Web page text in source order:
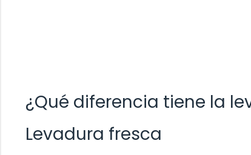
¿Qué diferencia tiene la
Levadura fresca